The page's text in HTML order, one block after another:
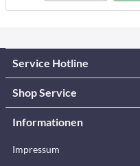
Service Hotline
Shop Service
Informationen
Impressum